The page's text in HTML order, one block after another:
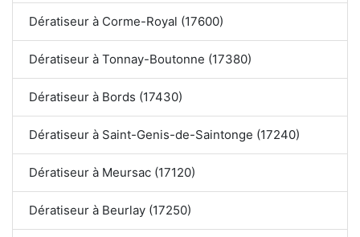
Dératiseur à Corme-Royal (17600)
Dératiseur à Tonnay-Boutonne (17380)
Dératiseur à Bords (17430)
Dératiseur à Saint-Genis-de-Saintonge (17240)
Dératiseur à Meursac (17120)
Dératiseur à Beurlay (17250)